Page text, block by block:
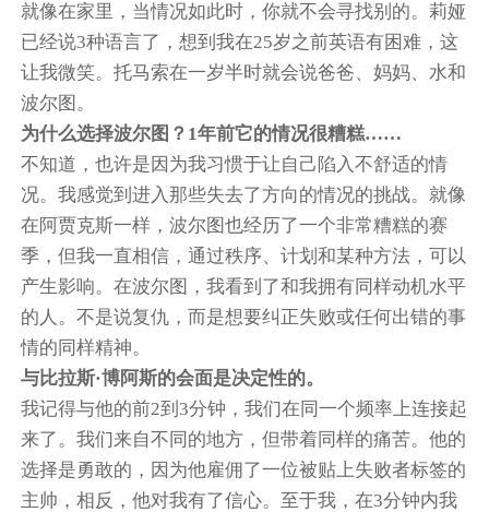
就像在家里，当情况如此时，你就不会寻找别的。莉娅
已经说3种语言了，想到我在25岁之前英语有困难，这
让我微笑。托马索在一岁半时就会说爸爸、妈妈、水和
波尔图。
为什么选择波尔图？1年前它的情况很糟糕……
不知道，也许是因为我习惯于让自己陷入不舒适的情
况。我感觉到进入那些失去了方向的情况的挑战。就像
在阿贾克斯一样，波尔图也经历了一个非常糟糕的赛
季，但我一直相信，通过秩序、计划和某种方法，可以
产生影响。在波尔图，我看到了和我拥有同样动机水平
的人。不是说复仇，而是想要纠正失败或任何出错的事
情的同样精神。
与比拉斯·博阿斯的会面是决定性的。
我记得与他的前2到3分钟，我们在同一个频率上连接起
来了。我们来自不同的地方，但带着同样的痛苦。他的
选择是勇敢的，因为他雇佣了一位被贴上失败者标签的
主帅，相反，他对我有了信心。至于我，在3分钟内我